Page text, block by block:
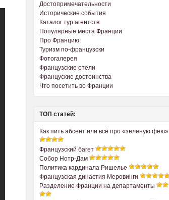
Достопримечательности
Исторические события
Каталог тур агентств
Популярные места Франции
Про Францию
Туризм по-французски
Фотогалерея
Французские отели
Француские достоинства
Что посетить во Франции
ТОП статей:
Как пить абсент или всё про «зеленую фею»
Французский багет
Собор Нотр-Дам
Политика кардинала Ришелье
Французская династия Меровинги
Разделение Франции на департаменты